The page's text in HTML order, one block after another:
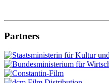
Partners